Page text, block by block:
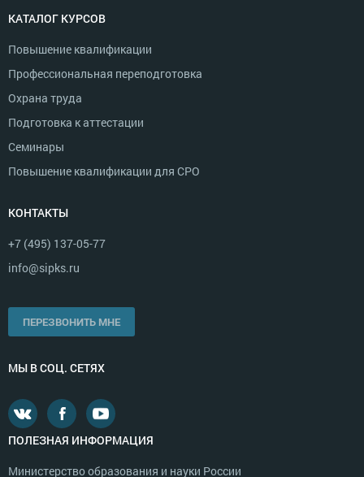
КАТАЛОГ КУРСОВ
Повышение квалификации
Профессиональная переподготовка
Охрана труда
Подготовка к аттестации
Семинары
Повышение квалификации для СРО
КОНТАКТЫ
+7 (495) 137-05-77
info@sipks.ru
ПЕРЕЗВОНИТЬ МНЕ
МЫ В СОЦ. СЕТЯХ
ПОЛЕЗНАЯ ИНФОРМАЦИЯ
Министерство образования и науки России